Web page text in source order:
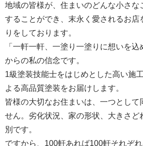
地域の皆様が、住まいのどんな小さな
することができ、末永く愛されるお店
りをしております。
「一軒一軒、一塗り一塗りに想いを
からの私の信念です。
1級塗装技能士をはじめとした高い施
よる高品質塗装をお届けします。
皆様の大切なお住まいは、一つとして
せん。劣化状況、家の形状、大きさど
別です。
ですから、100軒あれば100軒それぞ